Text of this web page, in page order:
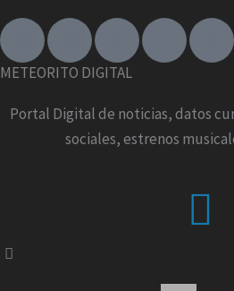
F
c
b
I
s
a
g
T
k
o
k
X
t
i
t
Y
u
u
b
METEORITO DIGITAL
Portal Digital de noticias, datos
sociales, estrenos